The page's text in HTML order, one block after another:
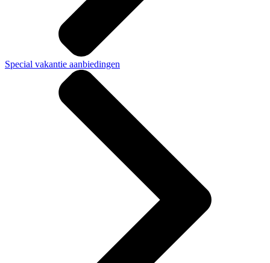
Special vakantie aanbiedingen